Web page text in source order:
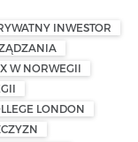
INWESTOR
W NORWEGII
LONDON